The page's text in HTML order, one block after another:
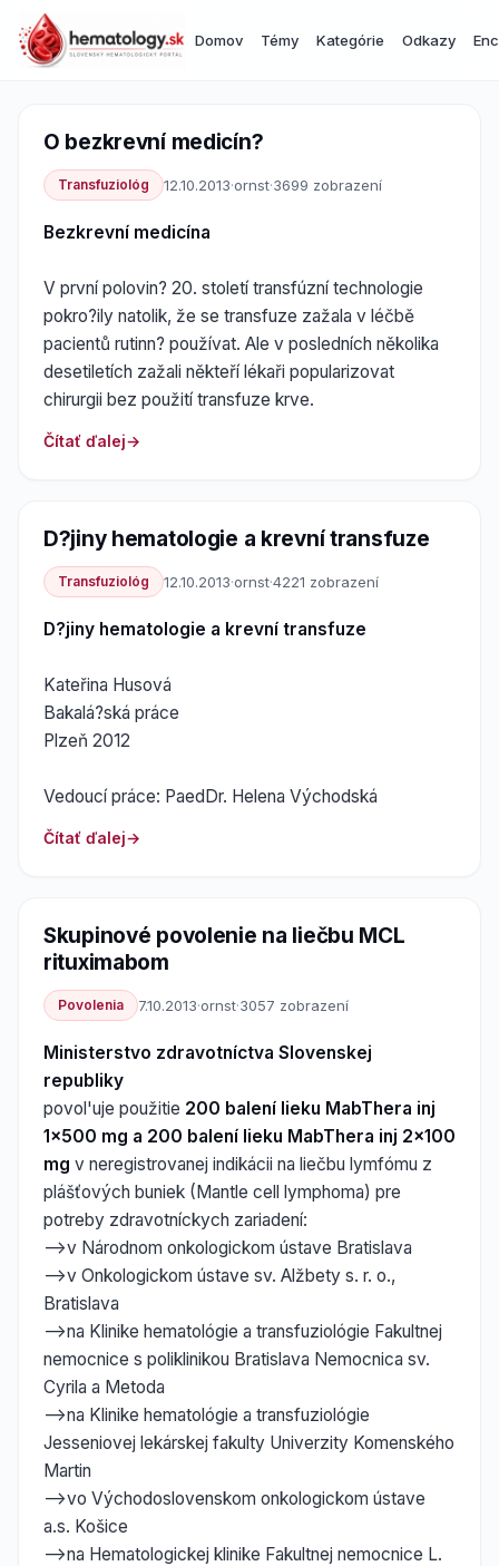
Domov Témy Kategórie Odkazy
O bezkrevní medicín?
Transfuziológ 12.10.2013·ornst·3699 zobrazení
Bezkrevní medicína
V první polovin? 20. století transfúzní technologie
pokro?ily natolik, že se transfuze zažala v léčbě
pacientů rutinn? používat. Ale v posledních několika
desetiletích zažali někteří lékaři popularizovat
chirurgii bez použití transfuze krve.
Čítať ďalej
D?jiny hematologie a krevní transfuze
Transfuziológ 12.10.2013·ornst·4221 zobrazení
D?jiny hematologie a krevní transfuze
Kateřina Husová
Bakalá?ská práce
Plzeň 2012
Vedoucí práce: PaedDr. Helena Východská
Čítať ďalej
Skupinové povolenie na liečbu MCL
rituximabom
Povolenia 7.10.2013·ornst·3057 zobrazení
Ministerstvo zdravotníctva Slovenskej
republiky
povol'uje použitie 200 balení lieku MabThera inj
1x500 mg a 200 balení lieku MabThera inj 2x100
mg v neregistrovanej indikácii na liečbu lymfómu z
plášťových buniek (Mantle cell lymphoma) pre
potreby zdravotníckych zariadení:
-->v Národnom onkologickom ústave Bratislava
-->v Onkologickom ústave sv. Alžbety s. r. o.,
Bratislava
-->na Klinike hematológie a transfuziológie Fakultnej
nemocnice s poliklinikou Bratislava Nemocnica sv.
Cyrila a Metoda
-->na Klinike hematológie a transfuziológie
Jesseniovej lekárskej fakulty Univerzity Komenského
Martin
-->vo Východoslovenskom onkologickom ústave
a.s. Košice
-->na Hematologickej klinike Fakultnej nemocnice L.